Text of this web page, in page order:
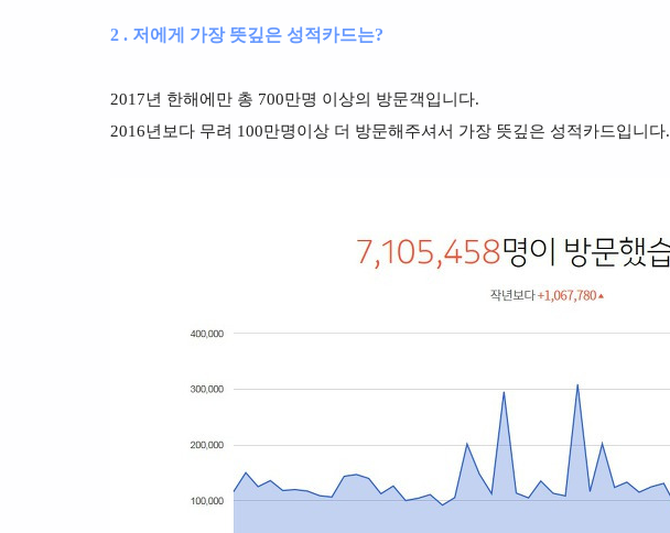
2 . 저에게 가장 뜻깊은 성적카드는?
2017년 한해에만 총 700만명 이상의 방문객입니다.
2016년보다 무려 100만명이상 더 방문해주셔서 가장 뜻깊은 성적카드입니다.